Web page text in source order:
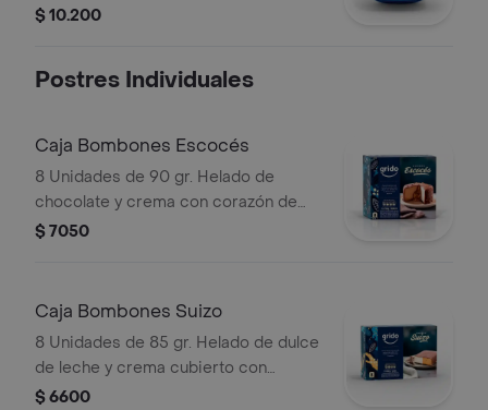
chocolate.
$ 10.200
Postres Individuales
Caja Bombones Escocés
8 Unidades de 90 gr. Helado de
chocolate y crema con corazón de
dulce de leche cubierto con
$ 7050
Caja Bombones Suizo
8 Unidades de 85 gr. Helado de dulce
de leche y crema cubierto con
chocolate.
$ 6600